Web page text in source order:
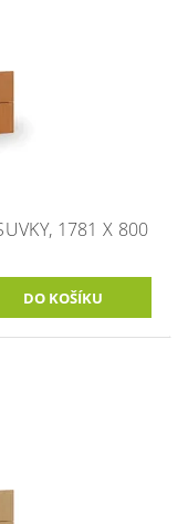
1781 X 800